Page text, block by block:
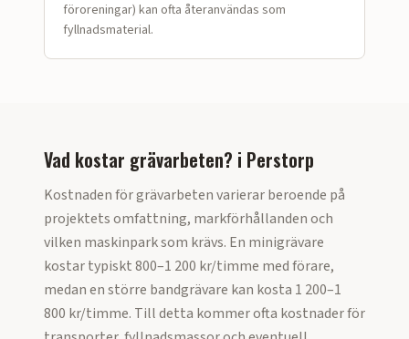
föroreningar) kan ofta återanvändas som
fyllnadsmaterial.
Vad kostar grävarbeten? i Perstorp
Kostnaden för grävarbeten varierar beroende på
projektets omfattning, markförhållanden och
vilken maskinpark som krävs. En minigrävare
kostar typiskt 800–1 200 kr/timme med förare,
medan en större bandgrävare kan kosta 1 200–1
800 kr/timme. Till detta kommer ofta kostnader för